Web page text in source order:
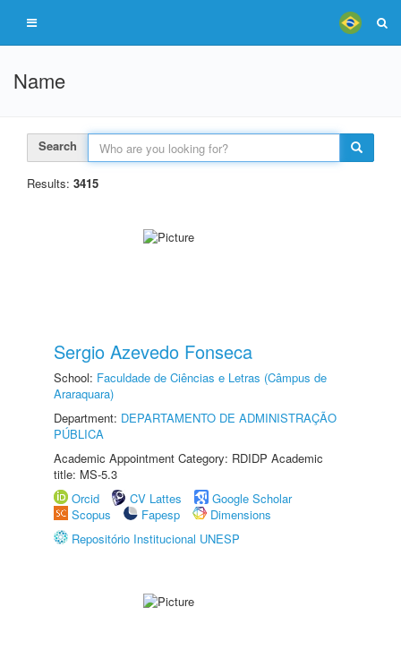
Name
Search
Results: 3415
Sergio Azevedo Fonseca
School: Faculdade de Ciências e Letras (Câmpus de
Araraquara)
Department: DEPARTAMENTO DE ADMINISTRAÇÃO
PÚBLICA
Academic Appointment Category: RDIDP Academic
title: MS-5.3
Orcid
CV Lattes
Google Scholar
Scopus
Fapesp
Dimensions
Repositório Institucional UNESP